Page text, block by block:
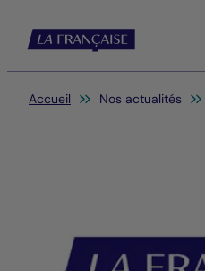
Vous êtes ici:
Accueil Nos actualités